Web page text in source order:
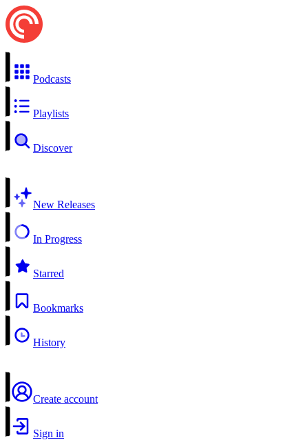
Podcasts
Playlists
Discover
New Releases
In Progress
Starred
Bookmarks
History
Create account
Sign in